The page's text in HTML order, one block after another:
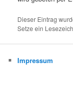
Dieser Eintrag
Setze ein
Impressum